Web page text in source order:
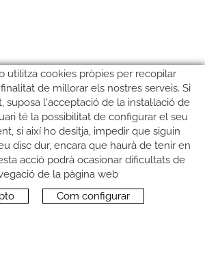
SEGUEIX-NOS
utilitza cookies pròpies per recopilar
de millorar els nostres serveis. Si
suposa l'acceptació de la instal·lació de
té la possibilitat de configurar el seu
si així ho desitja, impedir que siguin
disc dur, encara que haurà de tenir en
acció podrà ocasionar dificultats de
de la pàgina web
Com configurar